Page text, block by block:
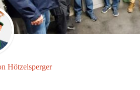
Hötzelsperger